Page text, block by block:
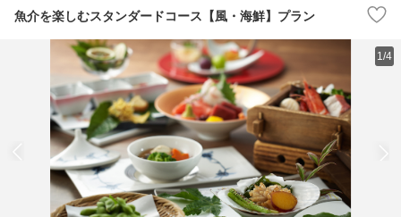
魚介を楽しむスタンダードコース【風・海鮮】プラン
1/4